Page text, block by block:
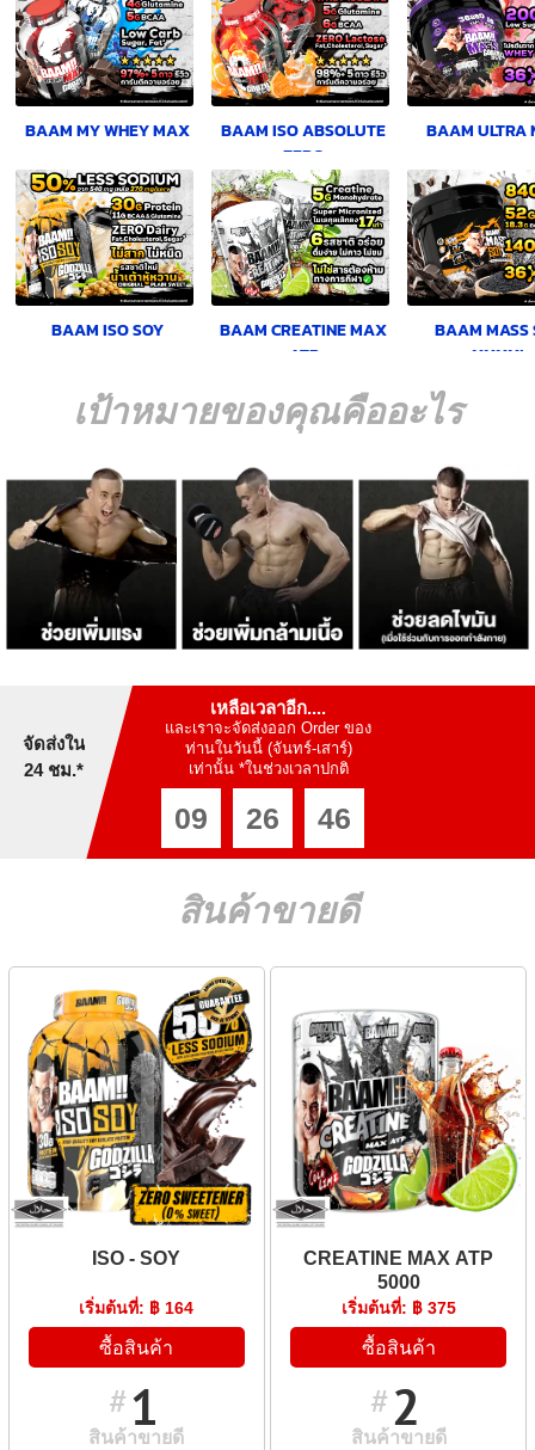
BAAM MY WHEY MAX
BAAM ISO ABSOLUTE
ZERO
BAAM ULTRA
BAAM ISO SOY
BAAM CREATINE MAX
ATP
BAAM MASS
XXXXL
เป้าหมายของคุณคืออะไร
จัดส่งใน
24 ชม.*
เหลือเวลาอีก....
และเราจะจัดส่งออก Order ของ
ท่านในวันนี้ (จันทร์-เสาร์)
เท่านั้น *ในช่วงเวลาปกติ
09 26 45
สินค้าขายดี
ISO - SOY
เริ่มต้นที่: ฿ 164
ซื้อสินค้า
#1
สินค้าขายดี
CREATINE MAX ATP
5000
เริ่มต้นที่: ฿ 375
ซื้อสินค้า
#2
สินค้าขายดี